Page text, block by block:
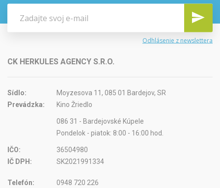
Odhlásenie z newslettera
CK HERKULES AGENCY S.R.O.
Sídlo:
Moyzesova 11, 085 01 Bardejov, SR
Prevádzka:
Kino Žriedlo
086 31 - Bardejovské Kúpele
Pondelok - piatok: 8:00 - 16:00 hod.
IČO:
36504980
IČ DPH:
SK2021991334
Telefón: 0948 720 226